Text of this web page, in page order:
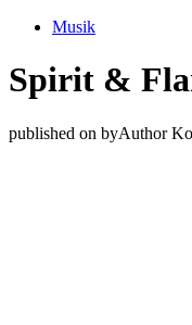
Musik
Spirit &
published on byAuthor